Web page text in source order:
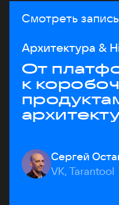
Смотреть запись
Архитектура &
От
к
Сергей
VK, Tarantool